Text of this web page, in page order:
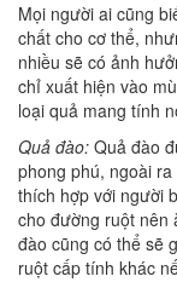
Mọi người ai cũng
chất cho cơ thể,
nhiều sẽ có ảnh
chỉ xuất hiện vào
loại quả mang tính
Quả đào: Quả đào
phong phú, ngoài
thích hợp với người
cho đường ruột nên
đào cũng có thể sẽ
ruột cấp tính khác